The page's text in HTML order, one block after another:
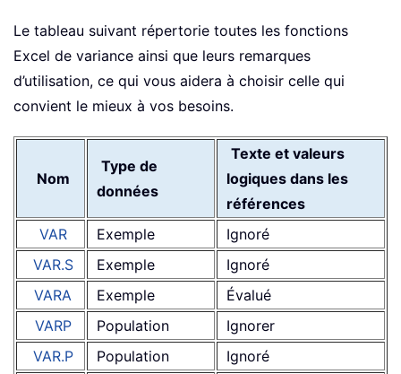
Le tableau suivant répertorie toutes les fonctions
Excel de variance ainsi que leurs remarques
d’utilisation, ce qui vous aidera à choisir celle qui
convient le mieux à vos besoins.
Nom
Type de
données
Texte et valeurs
logiques dans les
références
VAR
Exemple
Ignoré
VAR.S
Exemple
Ignoré
VARA
Exemple
Évalué
VARP
Population
Ignorer
VAR.P
Population
Ignoré